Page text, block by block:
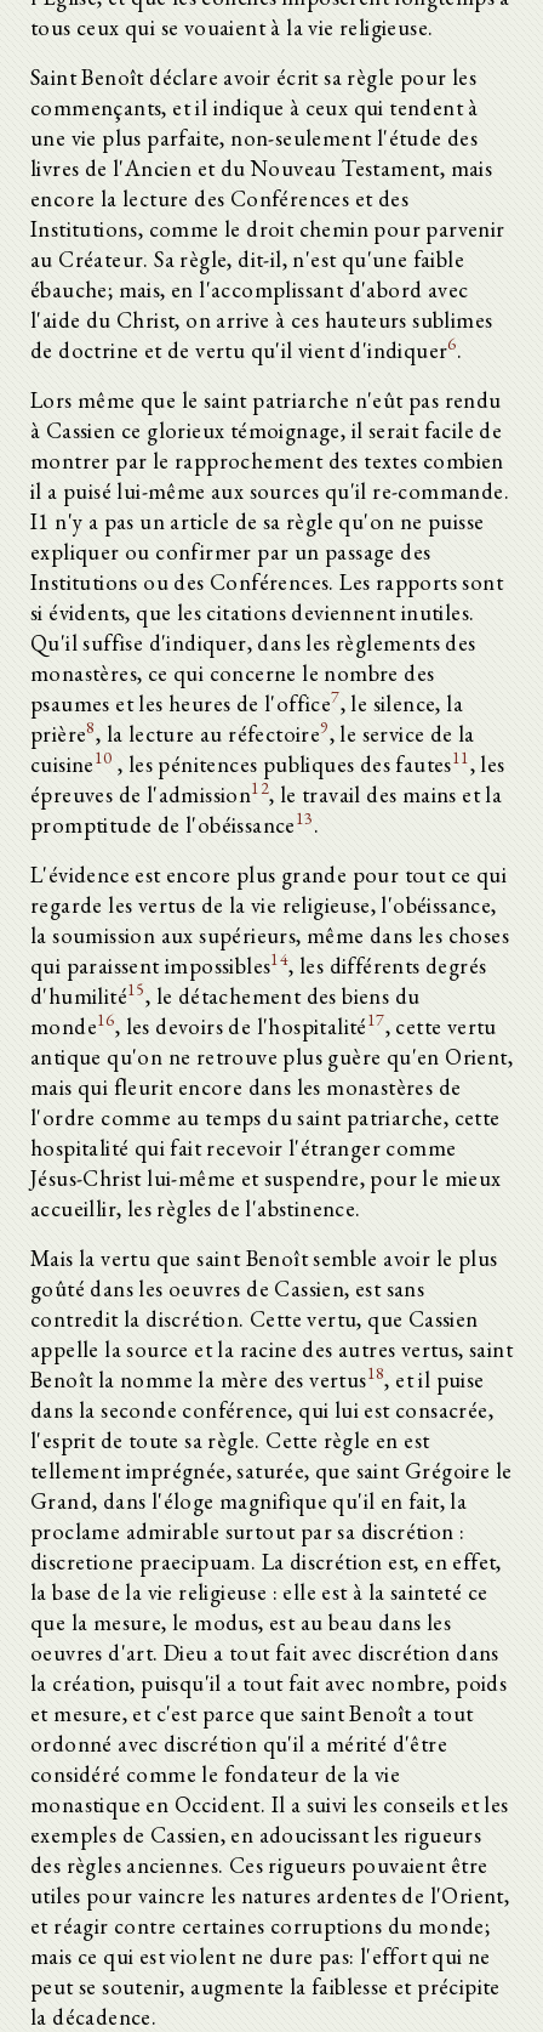
tous ceux qui se vouaient à la vie religieuse.
Saint Benoît déclare avoir écrit sa règle pour les
commençants, et il indique à ceux qui tendent à
une vie plus parfaite, non-seulement l'étude des
livres de l'Ancien et du Nouveau Testament, mais
encore la lecture des Conférences et des
Institutions, comme le droit chemin pour parvenir
au Créateur. Sa règle, dit-il, n'est qu'une faible
ébauche; mais, en l'accomplissant d'abord avec
l'aide du Christ, on arrive à ces hauteurs sublimes
de doctrine et de vertu qu'il vient d'indiquer6.
Lors même que le saint patriarche n'eût pas rendu
à Cassien ce glorieux témoignage, il serait facile de
montrer par le rapprochement des textes combien
il a puisé lui-même aux sources qu'il re-commande.
I1 n'y a pas un article de sa règle qu'on ne puisse
expliquer ou confirmer par un passage des
Institutions ou des Conférences. Les rapports sont
si évidents, que les citations deviennent inutiles.
Qu'il suffise d'indiquer, dans les règlements des
monastères, ce qui concerne le nombre des
psaumes et les heures de l'office7, le silence, la
prière8, la lecture au réfectoire9, le service de la
cuisine10 , les pénitences publiques des fautes11, les
épreuves de l'admission12, le travail des mains et la
promptitude de l'obéissance13.
L'évidence est encore plus grande pour tout ce qui
regarde les vertus de la vie religieuse, l'obéissance,
la soumission aux supérieurs, même dans les choses
qui paraissent impossibles14, les différents degrés
d'humilité15, le détachement des biens du
monde16, les devoirs de l'hospitalité17, cette vertu
antique qu'on ne retrouve plus guère qu'en Orient,
mais qui fleurit encore dans les monastères de
l'ordre comme au temps du saint patriarche, cette
hospitalité qui fait recevoir l'étranger comme
Jésus-Christ lui-même et suspendre, pour le mieux
accueillir, les règles de l'abstinence.
Mais la vertu que saint Benoît semble avoir le plus
goûté dans les oeuvres de Cassien, est sans
contredit la discrétion. Cette vertu, que Cassien
appelle la source et la racine des autres vertus, saint
Benoît la nomme la mère des vertus18, et il puise
dans la seconde conférence, qui lui est consacrée,
l'esprit de toute sa règle. Cette règle en est
tellement imprégnée, saturée, que saint Grégoire le
Grand, dans l'éloge magnifique qu'il en fait, la
proclame admirable surtout par sa discrétion :
discretione praecipuam. La discrétion est, en effet,
la base de la vie religieuse : elle est à la sainteté ce
que la mesure, le modus, est au beau dans les
oeuvres d'art. Dieu a tout fait avec discrétion dans
la création, puisqu'il a tout fait avec nombre, poids
et mesure, et c'est parce que saint Benoît a tout
ordonné avec discrétion qu'il a mérité d'être
considéré comme le fondateur de la vie
monastique en Occident. Il a suivi les conseils et les
exemples de Cassien, en adoucissant les rigueurs
des règles anciennes. Ces rigueurs pouvaient être
utiles pour vaincre les natures ardentes de l'Orient,
et réagir contre certaines corruptions du monde;
mais ce qui est violent ne dure pas: l'effort qui ne
peut se soutenir, augmente la faiblesse et précipite
la décadence.